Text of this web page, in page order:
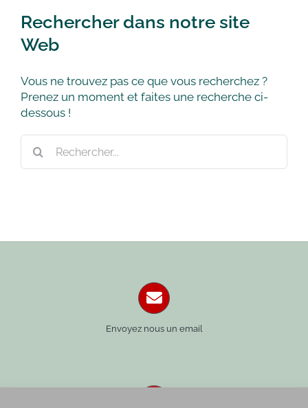
Rechercher dans notre site
Web
Vous ne trouvez pas ce que vous recherchez ?
Prenez un moment et faites une recherche ci-
dessous !
Envoyez nous un email